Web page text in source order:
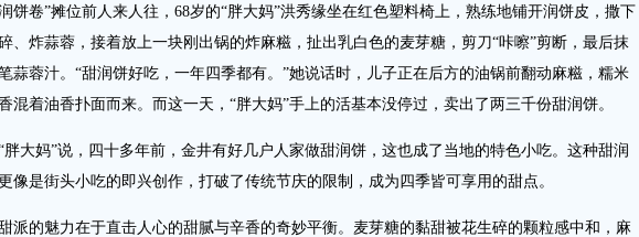
饼卷”摊位前人来人往，68岁的“胖大妈”洪秀缘坐在红色塑料椅上，熟练地铺开润饼皮，撒下
、炸蒜蓉，接着放上一块刚出锅的炸麻糍，扯出乳白色的麦芽糖，剪刀“咔嚓”剪断，最后抹
蒜蓉汁。“甜润饼好吃，一年四季都有。”她说话时，儿子正在后方的油锅前翻动麻糍，糯米
混着油香扑面而来。而这一天，“胖大妈”手上的活基本没停过，卖出了两三千份甜润饼。
妈”说，四十多年前，金井有好几户人家做甜润饼，这也成了当地的特色小吃。这种甜润
像是街头小吃的即兴创作，打破了传统节庆的限制，成为四季皆可享用的甜点。
的魅力在于直击人心的甜腻与辛香的奇妙平衡。麦芽糖的黏甜被花生碎的颗粒感中和，麻